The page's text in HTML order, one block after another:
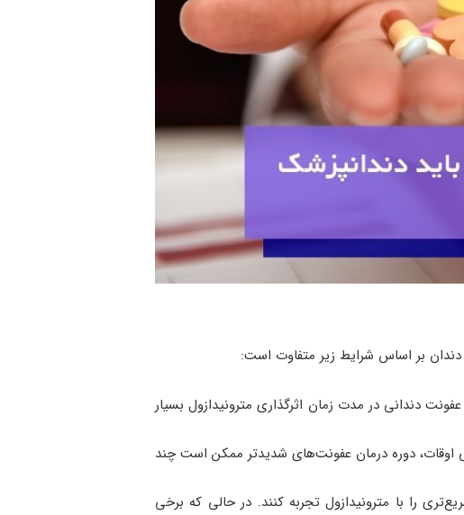
دندان بر اساس شرایط زیر متفاوت است:
دندانی در مدت زمان اثرگذاری مترونیدازول بسیار
دندان را در عرض 7-15 روز درمان می‌کند. گاهی اوقات، دوره درمان عفونت‌های شدیدتر ممکن است چند
را با مترونیدازول تجربه کنند. در حالی که برخی